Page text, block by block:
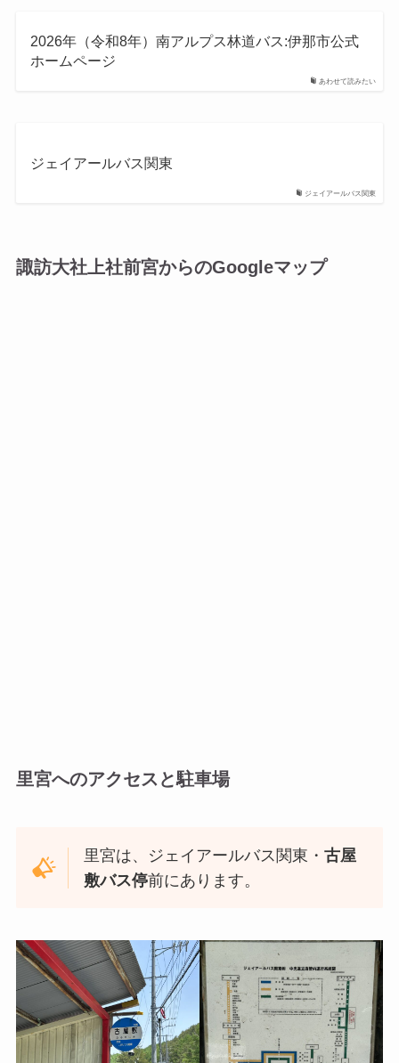
あわせて読みたい
2026年（令和8年）南アルプス林道バス:伊那市公式
ホームページ
ジェイアールバス関東
ジェイアールバス関東
諏訪大社上社前宮からのGoogleマップ
里宮へのアクセスと駐車場
里宮は、ジェイアールバス関東・古屋
敷バス停前にあります。